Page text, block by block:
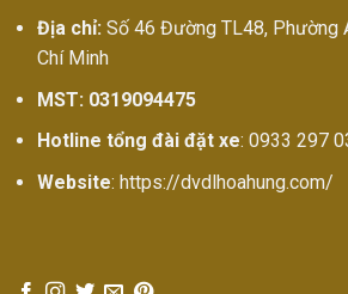
Địa chỉ:Số 46 Đường TL48, Phường
Chí Minh
MST: 0319094475
Hotline tổng đài đặt xe: 0933 297
Website: https://dvdlhoahung.com/